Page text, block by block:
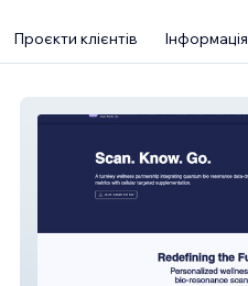
Проєкти клієнтів Інформація